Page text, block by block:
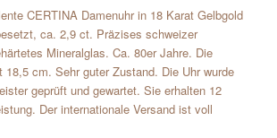
CERTINA Damenuhr in 18 Karat Gelbgold
ca. 2,9 ct. Präzises schweizer
Mineralglas. Ca. 80er Jahre. Die
18,5 cm. Sehr guter Zustand. Die Uhr wurde
geprüft und gewartet. Sie erhalten 12
Der internationale Versand ist voll